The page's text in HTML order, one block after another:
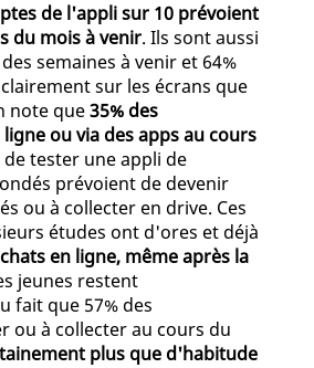
de l'appli sur 10 prévoient
du mois à venir. Ils sont aussi
semaines à venir et 64%
sur les écrans que
note que35% des
ou via des apps au cours
tester une appli de
prévoient de devenir
ou à collecter en drive. Ces
études ont d'ores et déjà
en ligne, même après la
jeunes restent
fait que 57% des
ou à collecter au cours du
plus que d'habitude